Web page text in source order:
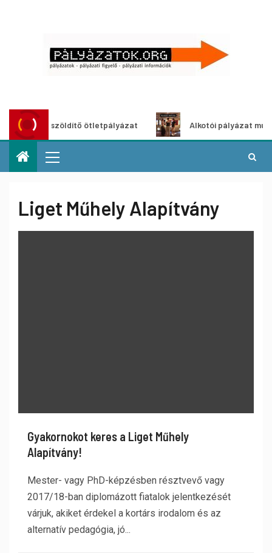
Városzöldítő ötletpályázat Alkotói pályázat
Liget Műhely Alapítvány
Gyakornokot keres a Liget Műhely
Alapítvány!
Mester- vagy PhD-képzésben résztvevő vagy
2017/18-ban diplomázott fiatalok jelentkezését
várjuk, akiket érdekel a kortárs irodalom és az
alternatív pedagógia, jó...